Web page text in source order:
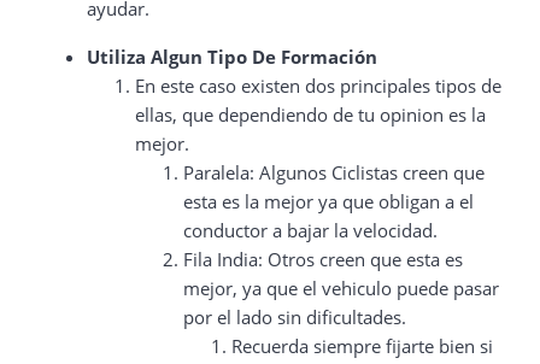
ayudar.
Utiliza Algun Tipo De Formación
En este caso existen dos principales tipos de
ellas, que dependiendo de tu opinion es la
mejor.
Paralela: Algunos Ciclistas creen que
esta es la mejor ya que obligan a el
conductor a bajar la velocidad.
Fila India: Otros creen que esta es
mejor, ya que el vehiculo puede pasar
por el lado sin dificultades.
Recuerda siempre fijarte bien si